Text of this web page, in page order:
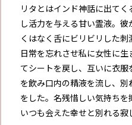
リタとはインド神話に出て
し活力を与える甘い霊液。
くはなく舌にビリビリした
日常を忘れさせ私に女性に
てシートを戻し、互いに衣
を飲み口内の精液を流し、
をした。名残惜しい気持ち
いつも会えた幸せと別れる寂